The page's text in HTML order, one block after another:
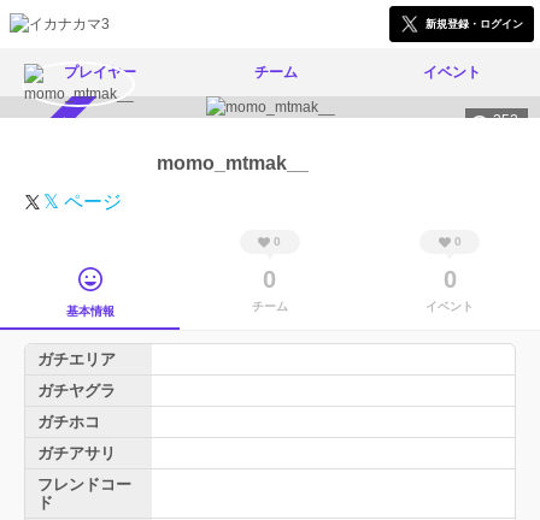
新規登録・ログイン
プレイヤー チーム イベント
352
momo_mtmak__
𝕏 ページ
基本情報
0
0
チーム
0
0
イベント
ガチエリア
ガチヤグラ
ガチホコ
ガチアサリ
フレンドコー
ド